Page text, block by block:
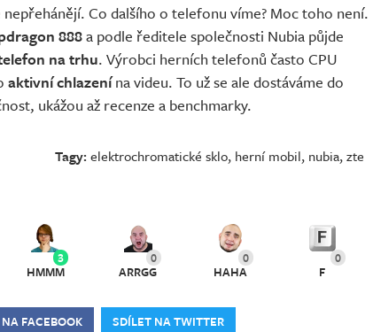
Co dalšího o telefonu víme? Moc toho není.
888a podle ředitele společnosti Nubia půjde
na trhu. Výrobci herních telefonů často CPU
aktivní chlazenína videu. To už se ale dostáváme do
ukážou až recenze a benchmarky.
Tagy:elektrochromatické sklo, herní mobil, nubia,zte
3
HMMM
0
ARRGG
0
HAHA
0
F
FACEBOOK SDÍLET NA TWITTER